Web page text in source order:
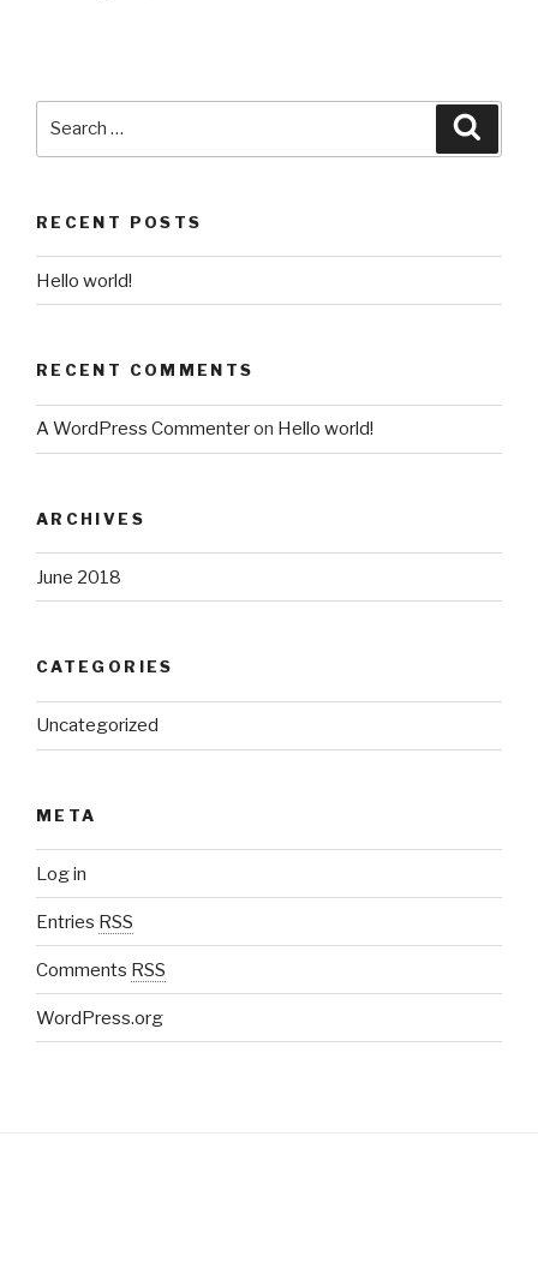
RECENT POSTS
Hello world!
RECENT COMMENTS
A WordPress Commenteron Hello world!
ARCHIVES
June 2018
CATEGORIES
Uncategorized
META
Log in
Entries RSS
Comments RSS
WordPress.org